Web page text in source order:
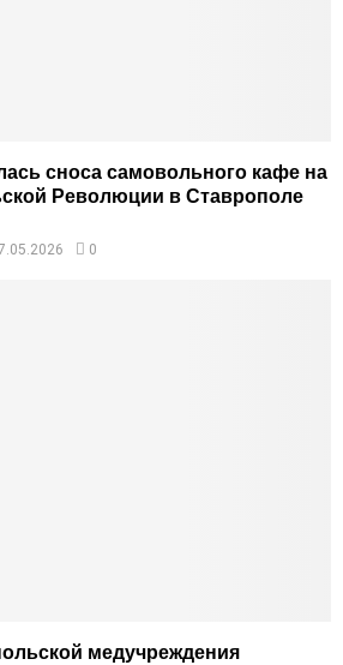
сноса самовольного кафе на
Революции в Ставрополе
0
медучреждения